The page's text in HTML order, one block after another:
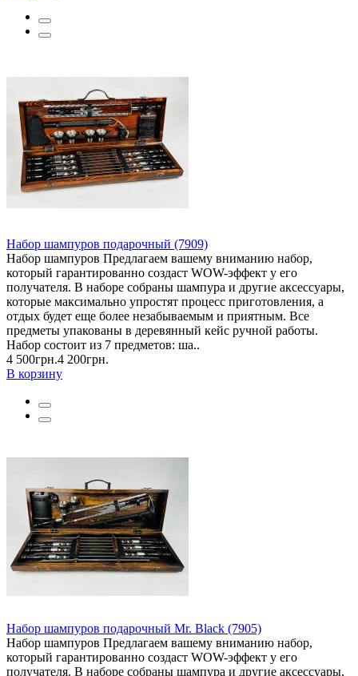
Набор шампуров подарочный (7909)
Набор шампуров Предлагаем вашему вниманию набор,
который гарантированно создаст WOW-эффект у его
получателя. В наборе собраны шампура и другие аксессуары,
которые максимально упростят процесс приготовления, а
отдых будет еще более незабываемым и приятным. Все
предметы упакованы в деревянный кейс ручной работы.
Набор состоит из 7 предметов: ша..
4 500грн.4 200грн.
В корзину
Набор шампуров подарочный Mr. Black (7905)
Набор шампуров Предлагаем вашему вниманию набор,
который гарантированно создаст WOW-эффект у его
получателя. В наборе собраны шампура и другие аксессуары,